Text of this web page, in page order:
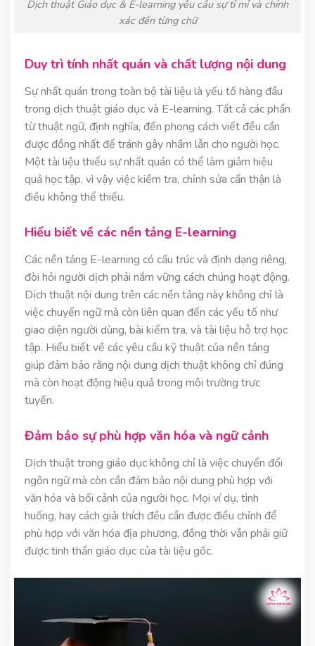
Dịch thuật Giáo dục & E-learning yêu cầu sự tỉ mỉ và chính
xác đến từng chữ
Duy trì tính nhất quán và chất lượng nội dung
Sự nhất quán trong toàn bộ tài liệu là yếu tố hàng đầu
trong dịch thuật giáo dục và E-learning. Tất cả các phần
từ thuật ngữ, định nghĩa, đến phong cách viết đều cần
được đồng nhất để tránh gây nhầm lẫn cho người học.
Một tài liệu thiếu sự nhất quán có thể làm giảm hiệu
quả học tập, vì vậy việc kiểm tra, chỉnh sửa cẩn thận là
điều không thể thiếu.
Hiểu biết về các nền tảng E-learning
Các nền tảng E-learning có cấu trúc và định dạng riêng,
đòi hỏi người dịch phải nắm vững cách chúng hoạt động.
Dịch thuật nội dung trên các nền tảng này không chỉ là
việc chuyển ngữ mà còn liên quan đến các yếu tố như
giao diện người dùng, bài kiểm tra, và tài liệu hỗ trợ học
tập. Hiểu biết về các yêu cầu kỹ thuật của nền tảng
giúp đảm bảo rằng nội dung dịch thuật không chỉ đúng
mà còn hoạt động hiệu quả trong môi trường trực
tuyến.
Đảm bảo sự phù hợp văn hóa và ngữ cảnh
Dịch thuật trong giáo dục không chỉ là việc chuyển đổi
ngôn ngữ mà còn cần đảm bảo nội dung phù hợp với
văn hóa và bối cảnh của người học. Mọi ví dụ, tình
huống, hay cách giải thích đều cần được điều chỉnh để
phù hợp với văn hóa địa phương, đồng thời vẫn phải giữ
được tinh thần giáo dục của tài liệu gốc.